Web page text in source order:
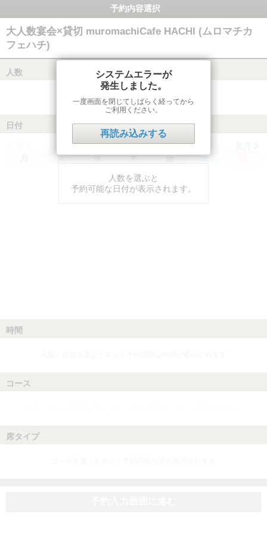
予約内容選択
大人数宴会×貸切 muromachiCafe HACHI (ムロマチカ
フェハチ)
人数
日付
火 水 木 金 土
人数を選ぶと
予約可能な日付が表示されます。
時間
コース
席タイプ
システムエラーが
発生しました。
一度画面を閉じてしばらく経ってから
ご利用ください。
再読み込みする